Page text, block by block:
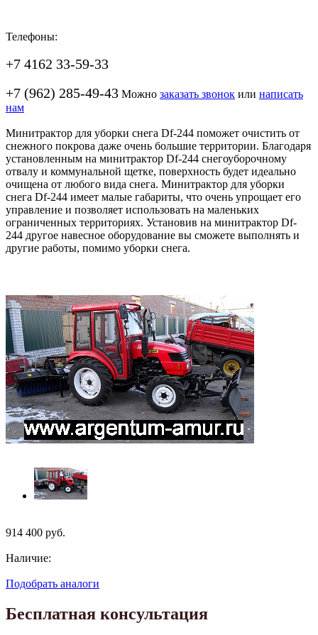
Телефоны:
+7 4162 33-59-33
+7 (962) 285-49-43 Можно заказать звонок или написать
нам
Минитрактор для уборки снега Df-244 поможет очистить от
снежного покрова даже очень большие территории. Благодаря
установленным на минитрактор Df-244 снегоуборочному
отвалу и коммунальной щетке, поверхность будет идеально
очищена от любого вида снега. Минитрактор для уборки
снега Df-244 имеет малые габариты, что очень упрощает его
управление и позволяет использовать на маленьких
ограниченных территориях. Установив на минитрактор Df-
244 другое навесное оборудование вы сможете выполнять и
другие работы, помимо уборки снега.
914 400 руб.
Наличие:
Подобрать аналоги
Бесплатная консультация